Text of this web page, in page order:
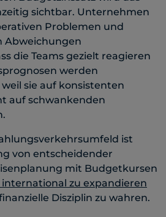
sichtbar. Unternehmen
Problemen und
Abweichungen
die Teams gezielt reagieren
werden
sie auf konsistenten
auf schwankenden
ist
von entscheidender
mit Budgetkursen
international zu expandieren
Disziplin zu wahren.